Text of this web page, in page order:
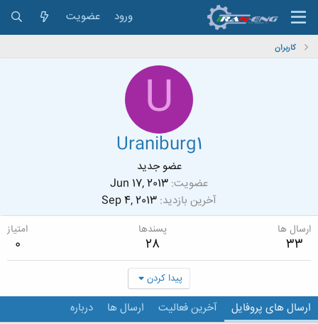
ورود عضویت
کاربران
U
Uraniburg1
عضو جدید
عضویت Jun 17, 2013
آخرین بازدید Sep 4, 2013
ارسال ها
33
پسندها
28
امتیاز
0
پیدا کردن
ارسال های پروفایل آخرین فعالیت ارسال ها درباره